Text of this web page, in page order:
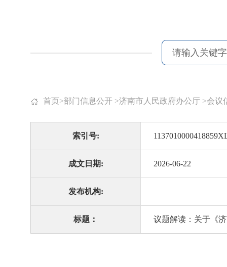
首页>部门信息公开 >济南市人民政府办公厅 >会议
索引号:
成文日期: 2026-06-22
发布机构:
标题： 议题解读：关于《